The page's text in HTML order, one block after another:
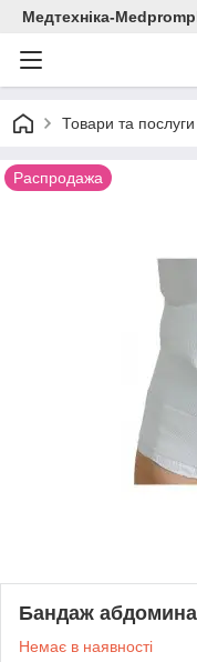
Медтехніка-
Товари та послуги
Распродажа
Бандаж
Немає в наявності